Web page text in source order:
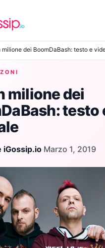
milione dei BoomDaBash: testo e
milione dei
testo
iGossip.io·Marzo 1, 2019